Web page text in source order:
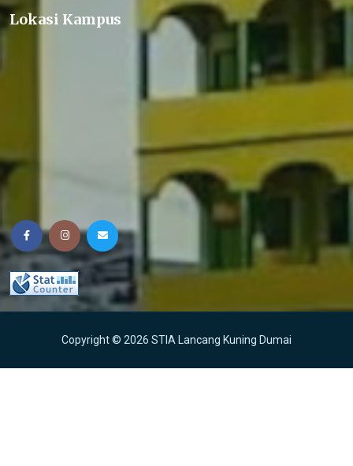
Lokasi Kampus
Copyright © 2026 STIA Lancang Kuning Dumai